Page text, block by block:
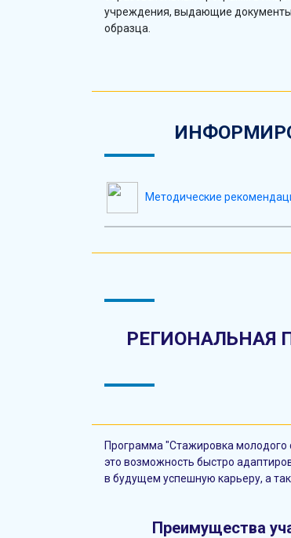
учреждения, выдающие документы
образца.
Методические
РЕГИОНАЛЬНАЯ
Программа "Стажировка молодого
это возможность быстро
в будущем успешную карьеру, а
Преимущества